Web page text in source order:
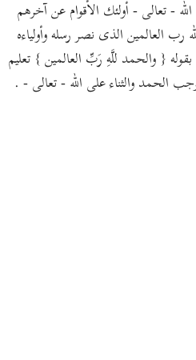
- تعالى - أولئك الأقوام عن آخرهم
العالمين الذى نصر رسله وأولياءه
{ والحمد للَّهِ رَبِّ العالمين } تعليم
الحمد والثناء على الله - تعالى - .